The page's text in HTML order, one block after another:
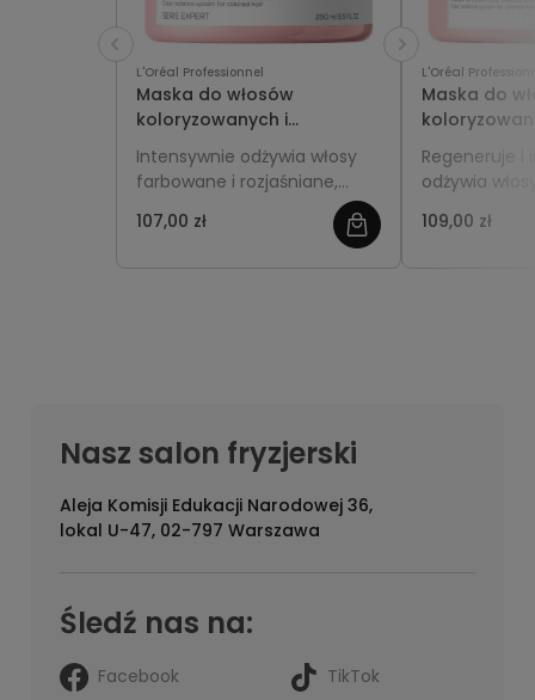
L'Oréal Professionnel
Maska do włosów
koloryzowanych i
rozjaśnianych 250ml L'Oréal
Professionnel Vitamino
Color
Intensywnie odżywia włosy
farbowane i rozjaśniane,
blaknięciem koloru.
107,00 zł
L'Oréal
Maska do
Color
Regeneruje i
odżywia
przedłużając
109,00 zł
Nasz salon fryzjerski
Aleja Komisji Edukacji Narodowej 36,
lokal U-47, 02-797 Warszawa
Śledź nas na:
Facebook
TikTok